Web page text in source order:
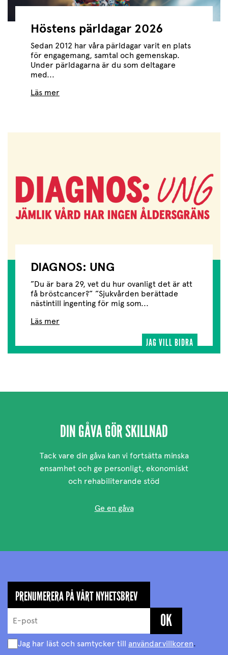
Höstens pärldagar 2026
Sedan 2012 har våra pärldagar varit en plats
för engagemang, samtal och gemenskap.
Under pärldagarna är du som deltagare
med...
Läs mer
DIAGNOS: UNG
”Du är bara 29, vet du hur ovanligt det är att
få bröstcancer?” ”Sjukvården berättade
nästintill ingenting för mig som...
Läs mer
JAG VILL BIDRA
DIN GÅVA GÖR SKILLNAD
Tack vare din gåva kan vi fortsätta minska
ensamhet och ge personligt, ekonomiskt
och rehabiliterande stöd
Ge en gåva
PRENUMERERA PÅ VÅRT NYHETSBREV
Jag har läst och samtycker till användarvillkoren.